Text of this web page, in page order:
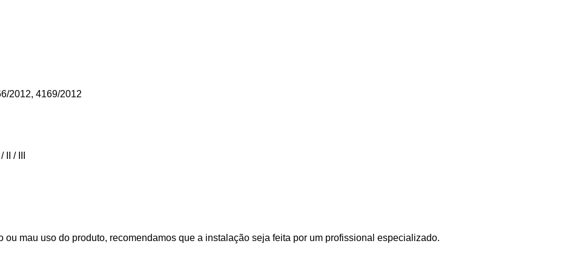
2012, 4169/2012
/ III
mau uso do produto, recomendamos que a instalação seja feita por um profissional especializado.